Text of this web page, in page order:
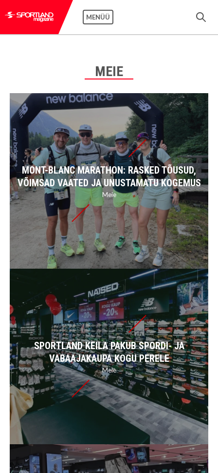
MENÜÜ
MEIE
MONT-BLANC MARATHON: RASKED TÕUSUD,
VÕIMSAD VAATED JA UNUSTAMATU KOGEMUS
Meie
SPORTLAND KEILA PAKUB SPORDI- JA
VABAAJAKAUPA KOGU PERELE
Meie